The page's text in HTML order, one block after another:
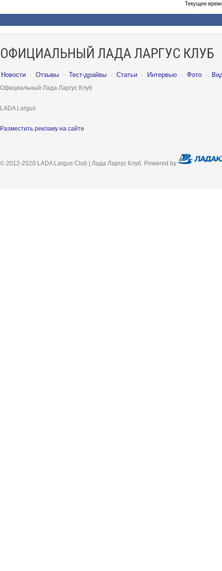
Текущее
ОФИЦИАЛЬНЫЙ ЛАДА ЛАРГУС КЛУБ
Новости · Отзывы · Тест-драйвы · Статьи · Интервью · Фото ·
Официальный Лада Ларгус Клуб
LADA Largus
Разместить рекламу на сайте
© 2012-2020 LADA Largus Club | Лада Ларгус Клуб. Powered by